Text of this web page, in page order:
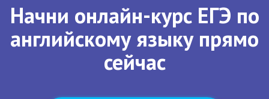
Начни онлайн-курс ЕГЭ по
английскому языку прямо
сейчас